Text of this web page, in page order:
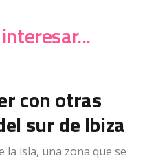
con otras
sur de Ibiza
la isla, una zona que se